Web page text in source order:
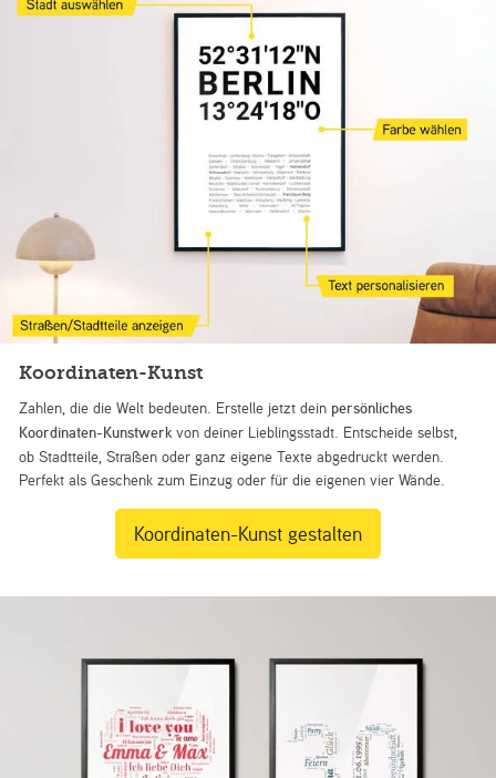
Koordinaten-Kunst
Zahlen, die die Welt bedeuten. Erstelle jetzt dein persönliches
Koordinaten-Kunstwerk von deiner Lieblingsstadt. Entscheide selbst,
ob Stadtteile, Straßen oder ganz eigene Texte abgedruckt werden.
Perfekt als Geschenk zum Einzug oder für die eigenen vier Wände.
Koordinaten-Kunst gestalten